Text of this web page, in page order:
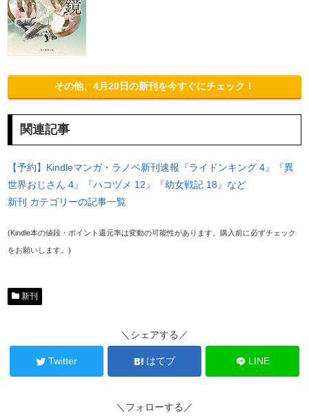
その他、4月20日の新刊を今すぐにチェック！
関連記事
【予約】Kindleマンガ・ラノベ新刊速報『ライドンキング 4』『異
世界おじさん 4』『ハコヅメ 12』『幼女戦記 18』など
新刊 カテゴリーの記事一覧
(Kindle本の値段・ポイント還元率は変動の可能性があります。購入前に必ずチェック
をお願いします。)
新刊
＼シェアする／
Twitter はてブ LINE
＼フォローする／